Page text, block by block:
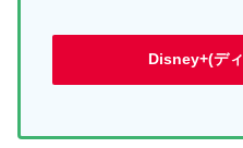
Disney+(デ